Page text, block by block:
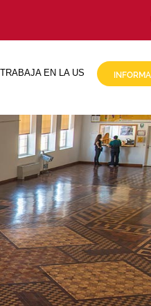
TRABAJA EN LA US